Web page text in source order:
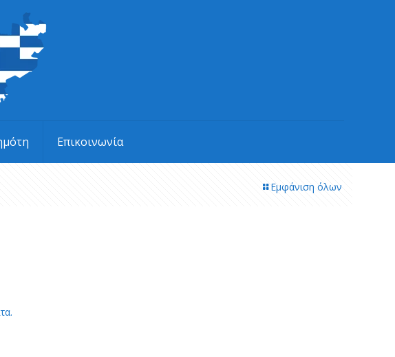
Επικοινωνία
Εμφάνιση όλων